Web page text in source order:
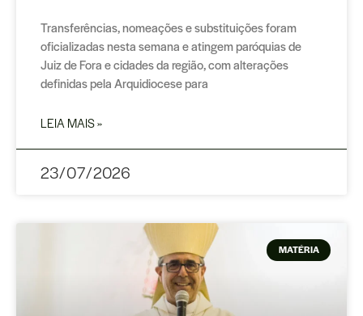
Transferências, nomeações e substituições foram
oficializadas nesta semana e atingem paróquias de
Juiz de Fora e cidades da região, com alterações
definidas pela Arquidiocese para
LEIA MAIS »
23/07/2026
MATÉRIA